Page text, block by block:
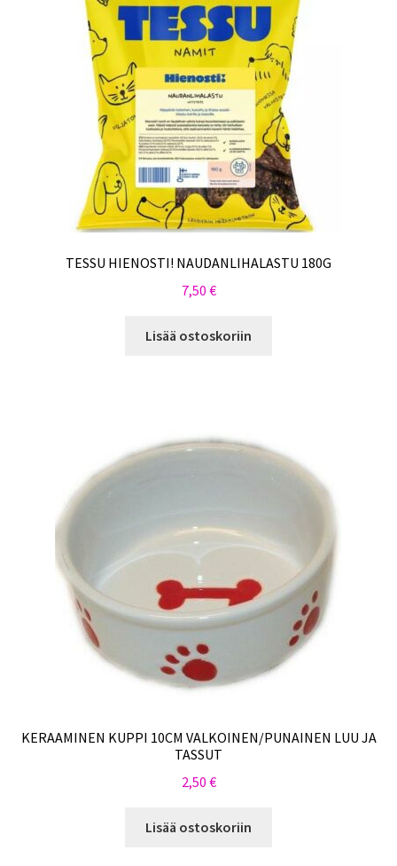
TESSU HIENOSTI! NAUDANLIHALASTU 180G
7,50 €
Lisää ostoskoriin
KERAAMINEN KUPPI 10CM VALKOINEN/PUNAINEN LUU JA
TASSUT
2,50 €
Lisää ostoskoriin